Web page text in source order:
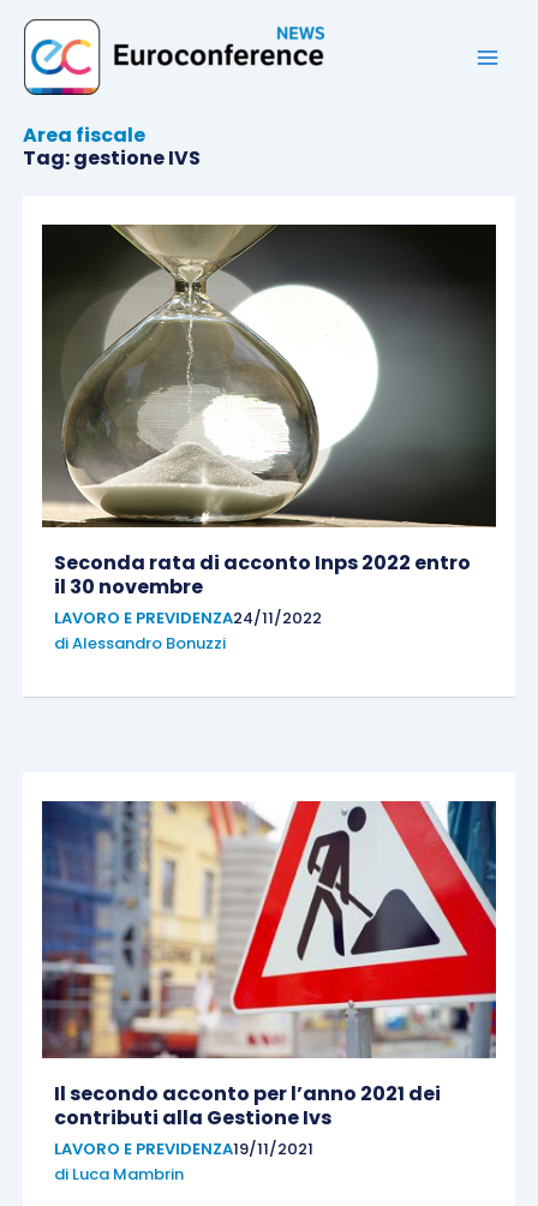
contenuto
Area fiscale
Tag: gestione IVS
Seconda rata di acconto Inps 2022 entro
il 30 novembre
LAVORO E PREVIDENZA24/11/2022
diAlessandro Bonuzzi
Il secondo acconto per l’anno 2021 dei
contributi alla Gestione Ivs
LAVORO E PREVIDENZA19/11/2021
di Luca Mambrin